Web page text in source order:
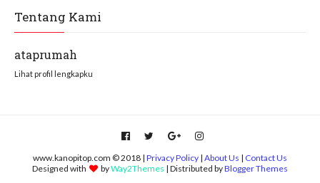
Tentang Kami
ataprumah
Lihat profil lengkapku
www.kanopitop.com © 2018 | Privacy Policy | About Us | Contact Us
Designed with
byWay2Themes | Distributed byBlogger Themes